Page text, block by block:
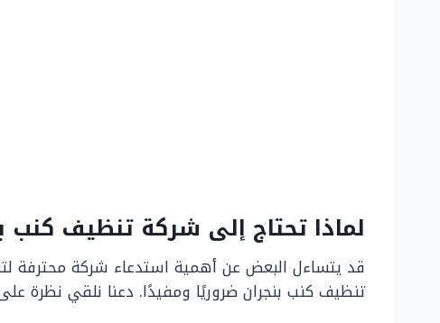
لماذا تحتاج إلى شركة تنظيف كنب
قد يتساءل البعض عن أهمية استدعاء شركة محترفة
تنظيف كنب بنجران ضروريًا ومفيدًا. دعنا نلقي نظرة